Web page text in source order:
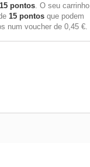
15 pontos . O seu carrinho
15 pontos que podem
num voucher de 0,45 €